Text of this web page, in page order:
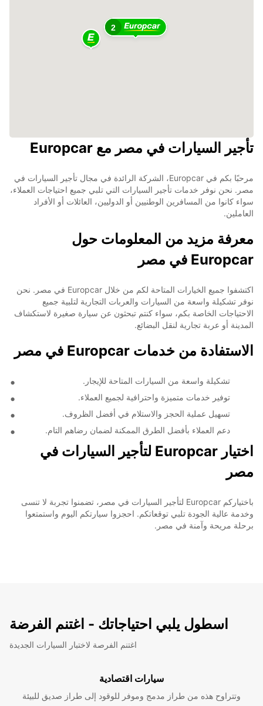
2
تأجير السيارات في مصر مع Europcar
مرحبًا بكم في Europcar، الشركة الرائدة في مجال تأجير السيارات في
مصر. نحن نوفر خدمات تأجير السيارات التي تلبي جميع احتياجات العملاء،
سواء كانوا من المسافرين الوطنيين أو الدوليين، العائلات أو الأفراد
العاملين.
معرفة مزيد من المعلومات حول
Europcar في مصر
اكتشفوا جميع الخيارات المتاحة لكم من خلال Europcar في مصر. نحن
نوفر تشكيلة واسعة من السيارات والعربات التجارية لتلبية جميع
الاحتياجات الخاصة بكم، سواء كنتم تبحثون عن سيارة صغيرة لاستكشاف
المدينة أو عربة تجارية لنقل البضائع.
الاستفادة من خدمات Europcar في مصر
تشكيلة واسعة من السيارات المتاحة للإيجار.
توفير خدمات متميزة واحترافية لجميع العملاء.
تسهيل عملية الحجز والاستلام في أفضل الظروف.
دعم العملاء بأفضل الطرق الممكنة لضمان رضاهم التام.
اختيار Europcar لتأجير السيارات في
مصر
باختياركم Europcar لتأجير السيارات في مصر، تضمنوا تجربة لا تنسى
وخدمة عالية الجودة تلبي توقعاتكم. احجزوا سيارتكم اليوم واستمتعوا
برحلة مريحة وآمنة في مصر.
اسطول يلبي احتياجاتك - اغتنم الفرضة
اغتنم الفرصة لاختبار السيارات الجديدة
سيارات اقتصادية
وتتراوح هذه من طراز مدمج وموفر للوقود إلى طراز صديق للبيئة